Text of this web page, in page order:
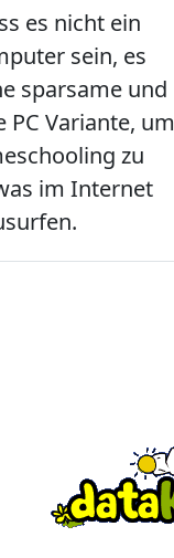
es nicht ein
sein, es
sparsame und
Variante, um
zu
im Internet